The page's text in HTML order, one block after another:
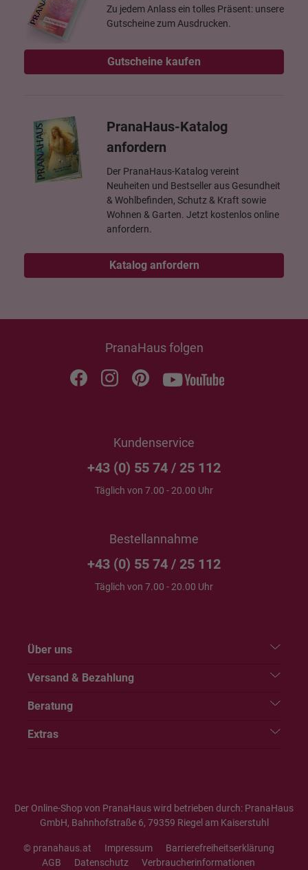
Zu jedem Anlass ein tolles Präsent: unsere
Gutscheine zum Ausdrucken.
Gutscheine kaufen
PranaHaus-Katalog
anfordern
Der PranaHaus-Katalog vereint
Neuheiten und Bestseller aus Gesundheit
& Wohlbefinden, Schutz & Kraft sowie
Wohnen & Garten. Jetzt kostenlos online
anfordern.
Katalog anfordern
PranaHaus folgen
Kundenservice
+43 (0) 55 74 / 25 112
Täglich von 7.00 - 20.00 Uhr
Bestellannahme
+43 (0) 55 74 / 25 112
Täglich von 7.00 - 20.00 Uhr
Über uns
Versand & Bezahlung
Beratung
Extras
Der Online-Shop von PranaHaus wird betrieben durch: PranaHaus
GmbH, Bahnhofstraße 6, 79359 Riegel am Kaiserstuhl
© pranahaus.at Impressum
Barrierefreiheitserklärung
AGB
Datenschutz Verbraucherinformationen